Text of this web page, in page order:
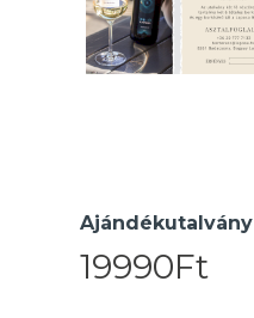
Ajándékutalvány
19990Ft